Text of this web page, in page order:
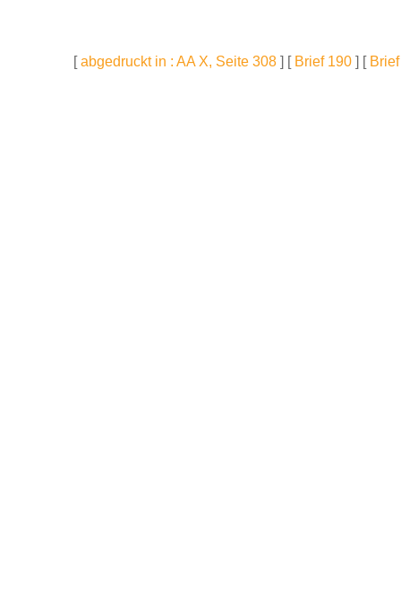
[abgedruckt in : AA X, Seite 308 ] [ Brief 190 ] [